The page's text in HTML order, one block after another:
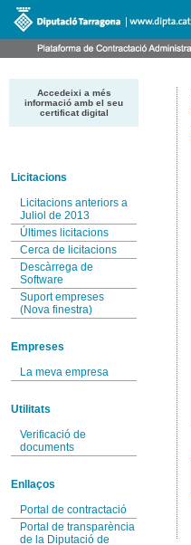
Accedeixi a més
informació amb el seu
certificat digital
Licitacions
Licitacions anteriors a
Juliol de 2013
Últimes licitacions
Cerca de licitacions
Descàrrega de
Software
Suport empreses
(Nova finestra)
Empreses
La meva empresa
Utilitats
Verificació de
documents
Enllaços
Portal de contractació
Portal de transparència
de la Diputació de